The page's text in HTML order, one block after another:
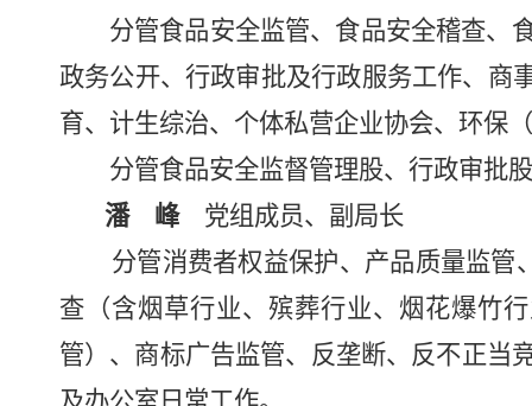
分管食品安全监管、食品安全稽查、
政务公开、行政审批及行政服务工作、商
育、计生综治、个体私营企业协会、环保
分管食品安全监督管理股、行政审批
潘 峰党组成员、副局长
分管消费者权益保护、产品质量监管
查（含烟草行业、殡葬行业、烟花爆竹
管）、商标广告监管、反垄断、反不正当